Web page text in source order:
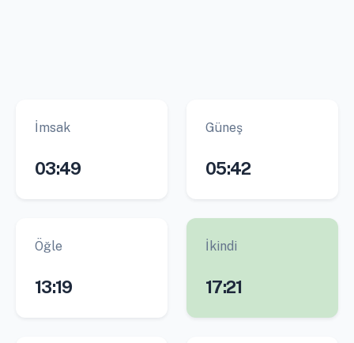
İmsak
03:49
Güneş
05:42
Öğle
13:19
İkindi
17:21